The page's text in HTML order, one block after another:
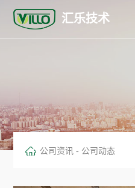
汇乐技术
解
公司资讯 - 公司动态